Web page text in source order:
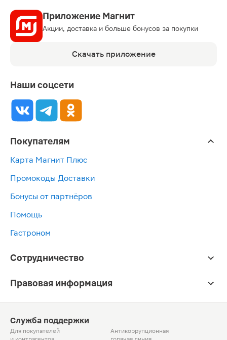
Приложение Магнит
Акции, доставка и больше бонусов за покупки
Скачать приложение
Наши соцсети
Покупателям
Карта Магнит Плюс
Промокоды Доставки
Бонусы от партнёров
Помощь
Гастроном
Сотрудничество
Правовая информация
Служба поддержки
Для покупателей
Антикоррупционная